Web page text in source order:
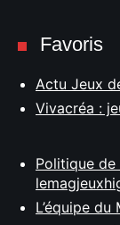
Favoris
Actu Jeux
Vivacréa :
Politique
L’équipe